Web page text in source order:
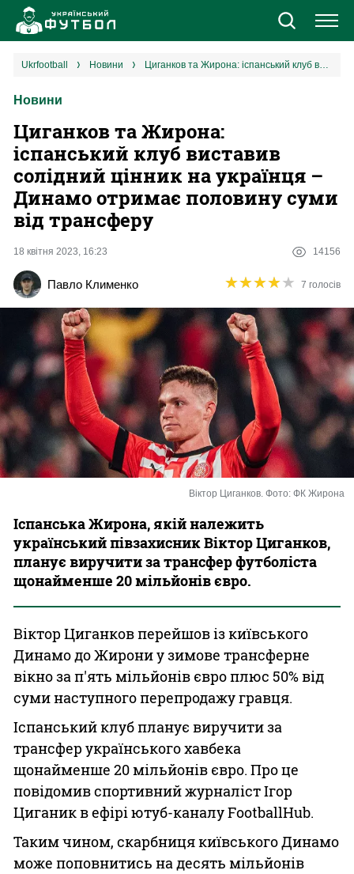
Новини
Єврокубки
УПЛ
Різне
Букмекери
Казино
ukrfootball новини Циганков та Жирона: іспанський клуб виставив солідний цінник на українця – Динамо отримає половину суми від трансферу
Новини
Циганков та Жирона:
іспанський клуб виставив
солідний цінник на українця –
Динамо отримає половину суми
від трансферу
18 квітня 2023, 16:23 14156
Павло Клименко ★★★★★
★★★★★ 7 голосів
Віктор Циганков. Фото: ФК Жирона
Іспанська Жирона, якій належить
український півзахисник Віктор Циганков,
планує виручити за трансфер футболіста
щонайменше 20 мільйонів євро.
Віктор Циганков перейшов із київського
Динамо до Жирони у зимове трансферне
вікно за п'ять мільйонів євро плюс 50% від
суми наступного перепродажу гравця.
Іспанський клуб планує виручити за
трансфер українського хавбека
щонайменше 20 мільйонів євро. Про це
повідомив спортивний журналіст Ігор
Циганик в ефірі ютуб-каналу FootballHub.
Таким чином, скарбниця київського Динамо
може поповнитись на десять мільйонів